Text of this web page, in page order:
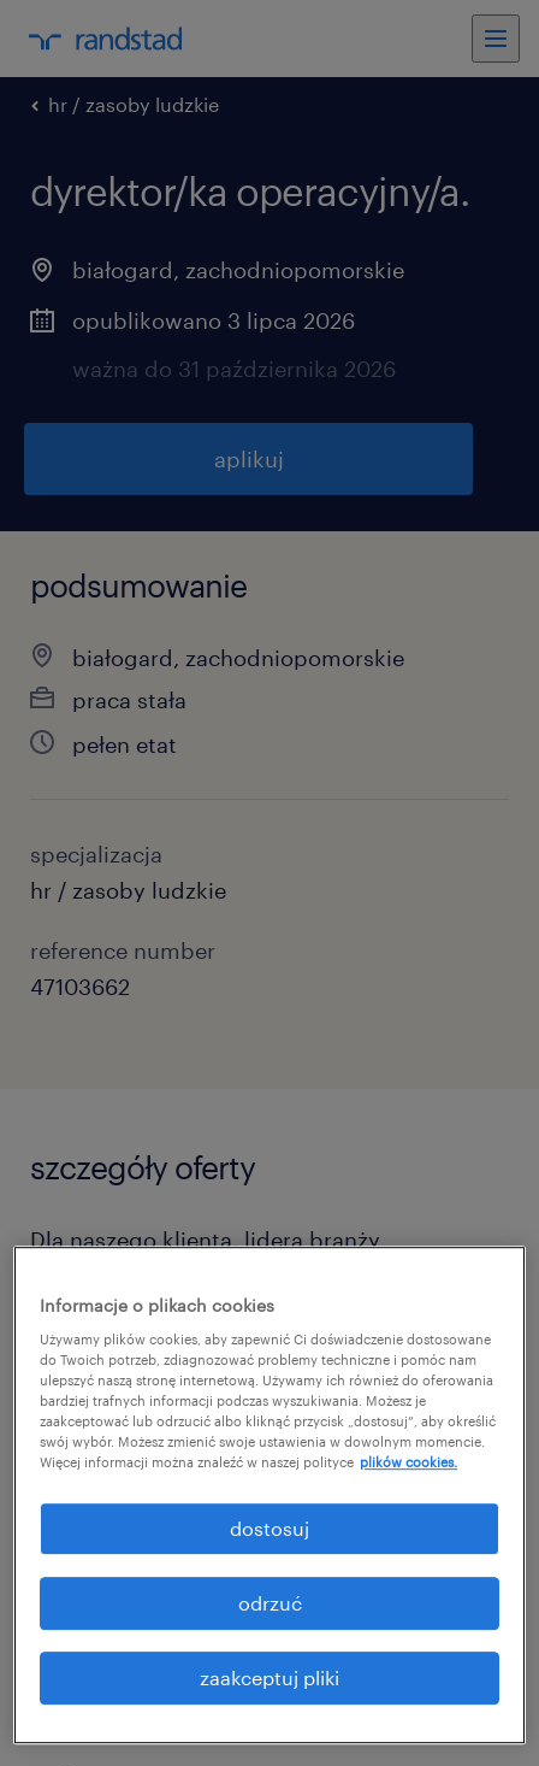
hr / zasoby ludzkie
dyrektor/ka operacyjny/a.
białogard, zachodniopomorskie
opublikowano 3 lipca 2026
ważna do 31 października 2026
aplikuj
podsumowanie
białogard, zachodniopomorskie
praca stała
pełen etat
specjalizacja
hr / zasoby ludzkie
reference number
47103662
szczegóły oferty
Dla naszego klienta, lidera branży
na stanowisko Dyrektorki Operacyjnej /
Dyrektora Operacyjnego spółki powiązanej o
profilu agencji pracy tymczasowej.
Jeśli masz doświadczenie w zarządzaniu
handlowym lub usługowym oraz
optymalizacji procesów HR, podnoszeniu
wydajności i wdrażaniu usprawnień -
szukamy właśnie Ciebie!
Informacje o plikach cookies
Używamy plików cookies, aby zapewnić Ci doświadczenie dostosowane
do Twoich potrzeb, zdiagnozować problemy techniczne i pomóc nam
ulepszyć naszą stronę internetową. Używamy ich również do oferowania
bardziej trafnych informacji podczas wyszukiwania. Możesz je
zaakceptować lub odrzucić albo kliknąć przycisk „dostosuj”, aby określić
swój wybór. Możesz zmienić swoje ustawienia w dowolnym momencie.
Więcej informacji można znaleźć w naszej polityce plików cookies.
zaakceptuj pliki
odrzuć
dostosuj